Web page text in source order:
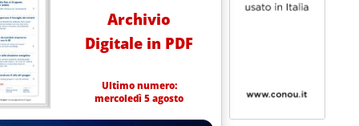
Archivio
Digitale in PDF
Ultimo numero:
mercoledì 5 agosto